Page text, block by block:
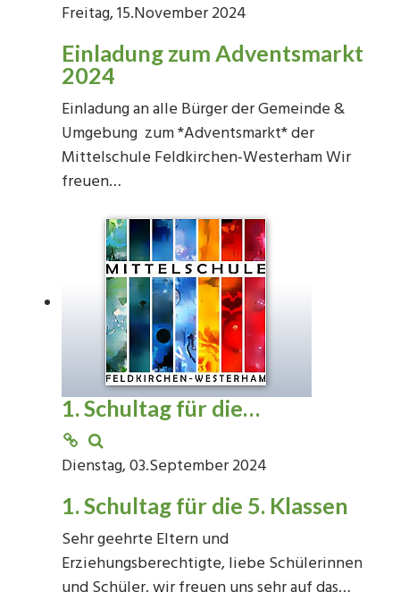
Freitag, 15.November 2024
Einladung zum Adventsmarkt
2024
Einladung an alle Bürger der Gemeinde &
Umgebung zum *Adventsmarkt* der
Mittelschule Feldkirchen-Westerham Wir
freuen…
1. Schultag für die…
Dienstag, 03.September 2024
1. Schultag für die 5. Klassen
Sehr geehrte Eltern und
Erziehungsberechtigte, liebe Schülerinnen